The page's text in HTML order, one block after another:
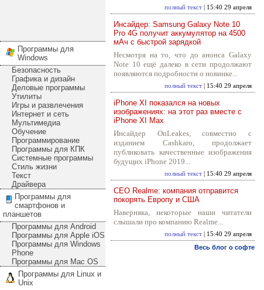
Программы для
Windows
Безопасность
Графика и дизайн
Деловые программы
Утилиты
Игры и развлечения
Интернет и сеть
Мультимедиа
Обучение
Программирование
Программы для КПК
Системные программы
Стиль жизни
Текст
Драйвера
Программы для
смартфонов и
планшетов
Программы для Android
Программы для Apple iOS
Программы для Windows
Phone
Программы для Mac OS
Программы для Linux и
Unix
полный текст | 15:40 29 апреля
Инсайдер: Samsung Galaxy Note 10
Pro 4G получит аккумулятор на 4500
мАч с быстрой зарядкой
Несмотря на то, что до анонса Galaxy
Note 10 ещё далеко в сети продолжают
появляются подробности о новинке...
полный текст | 15:40 29 апреля
iPhone XI показался на новых
изображениях: на этот раз вместе с
iPhone XI Max
Инсайдер OnLeakes, совместно с
изданием Cashkaro, продолжает
публиковать качественные изображения
будущих iPhone 2019...
полный текст | 15:40 29 апреля
CEO Realme: компания отправится
покорять Европу и США
Наверняка, некоторые наши читатели
слышали про компанию Realme...
полный текст | 15:40 29 апреля
Весь блог о софте